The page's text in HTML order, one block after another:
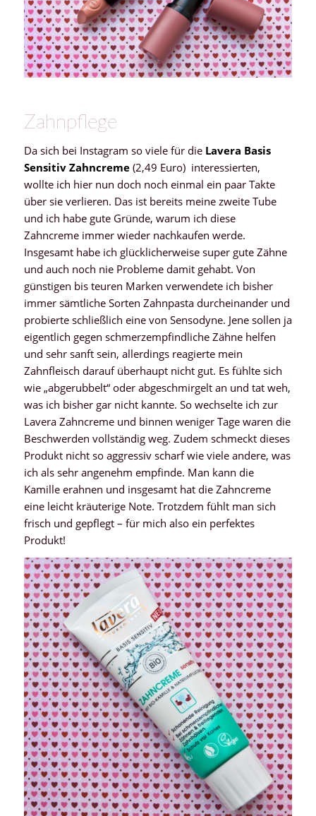
Zahnpflege
Da sich bei Instagram so viele für dieLavera Basis
Sensitiv Zahncreme(2,49 Euro) interessierten,
wollte ich hier nun doch noch einmal ein paar Takte
über sie verlieren. Das ist bereits meine zweite Tube
und ich habe gute Gründe, warum ich diese
Zahncreme immer wieder nachkaufen werde.
Insgesamt habe ich glücklicherweise super gute Zähne
und auch noch nie Probleme damit gehabt. Von
günstigen bis teuren Marken verwendete ich bisher
immer sämtliche Sorten Zahnpasta durcheinander und
probierte schließlich eine von Sensodyne. Jene sollen ja
eigentlich gegen schmerzempfindliche Zähne helfen
und sehr sanft sein, allerdings reagierte mein
Zahnfleisch darauf überhaupt nicht gut. Es fühlte sich
wie „abgerubbelt“ oder abgeschmirgelt an und tat weh,
was ich bisher gar nicht kannte. So wechselte ich zur
Lavera Zahncreme und binnen weniger Tage waren die
Beschwerden vollständig weg. Zudem schmeckt dieses
Produkt nicht so aggressiv scharf wie viele andere, was
ich als sehr angenehm empfinde. Man kann die
Kamille erahnen und insgesamt hat die Zahncreme
eine leicht kräuterige Note. Trotzdem fühlt man sich
frisch und gepflegt – für mich also ein perfektes
Produkt!